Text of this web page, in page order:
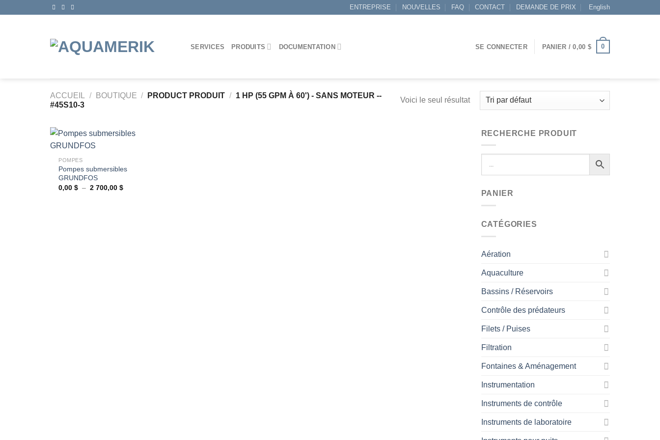
ENTREPRISE NOUVELLES FAQ CONTACT DEMANDE DE PRIX English
SERVICES PRODUITS DOCUMENTATION SE CONNECTER PANIER /0,00 $ 0
ACCUEIL / BOUTIQUE / PRODUCT PRODUIT / 1 HP (55 GPM À 60') - SANS MOTEUR --
#45S10-3
Voici le seul résultat
Ajouter
wishlist
+
POMPES
Pompes submersibles
GRUNDFOS
0,00$ – 2 700,00$Plage
RECHERCHE PRODUIT
PANIER
CATÉGORIES
Aération
Aquaculture
Bassins / Réservoirs
Contrôle des prédateurs
Filets / Puises
Filtration
Fontaines & Aménagement
Instrumentation
Instruments de contrôle
Instruments de laboratoire